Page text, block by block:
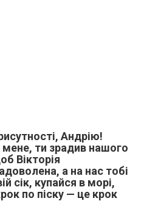
Андрію!
мене, ти зрадив нашого
Вікторія
а на нас тобі
сік, купайся в морі,
по піску — це крок